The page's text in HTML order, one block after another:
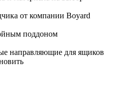
от компании Boyard
поддоном
направляющие для ящиков